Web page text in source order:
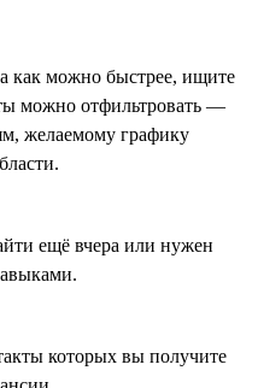
как можно быстрее, ищите
можно отфильтровать —
желаемому графику
ещё вчера или нужен
которых вы получите